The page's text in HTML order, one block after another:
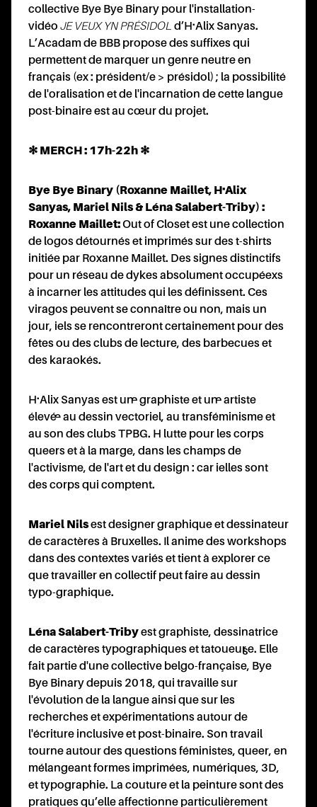
collective Bye Bye Binary pour l'installation-
vidéo JE VEUX YN PRÉSIDOL d’H·Alix Sanyas.
L’Acadam de BBB propose des suffixes qui
permettent de marquer un genre neutre en
français (ex : président/e > présidol) ; la possibilité
de l'oralisation et de l'incarnation de cette langue
post-binaire est au cœur du projet.
✻ MERCH : 17h-22h ✻
Bye Bye Binary (Roxanne Maillet, H·Alix
Sanyas, Mariel Nils & Léna Salabert-Triby) :
Roxanne Maillet:Out of Closet est une collection
de logos détournés et imprimés sur des t-shirts
initiée par Roxanne Maillet. Des signes distinctifs
pour un réseau de dykes absolument occupéexs
à incarner les attitudes qui les définissent. Ces
viragos peuvent se connaître ou non, mais un
jour, iels se rencontreront certainement pour des
fêtes ou des clubs de lecture, des barbecues et
des karaokés.
H·Alix Sanyas est un·e graphiste et un·e artiste
élevé·e au dessin vectoriel, au transféminisme et
au son des clubs TPBG. H lutte pour les corps
queers et à la marge, dans les champs de
l'activisme, de l'art et du design : car ielles sont
des corps qui comptent.
Mariel Nilsest designer graphique et dessinateur
de caractères à Bruxelles. Il anime des workshops
dans des contextes variés et tient à explorer ce
que travailler en collectif peut faire au dessin
typo-graphique.
Léna Salabert-Tribyest graphiste, dessinatrice
de caractères typographiques et tatoueur·se. Elle
fait partie d'une collective belgo-française, Bye
Bye Binary depuis 2018, qui travaille sur
l'évolution de la langue ainsi que sur les
recherches et expérimentations autour de
l'écriture inclusive et post-binaire. Son travail
tourne autour des questions féministes, queer, en
mélangeant formes imprimées, numériques, 3D,
et typographie. La couture et la peinture sont des
pratiques qu’elle affectionne particulièrement